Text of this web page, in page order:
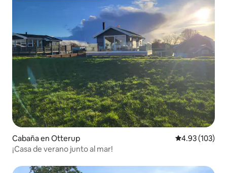
Cabaña en Otterup Calificación
4.93 (103)
¡Casa de verano junto al mar!